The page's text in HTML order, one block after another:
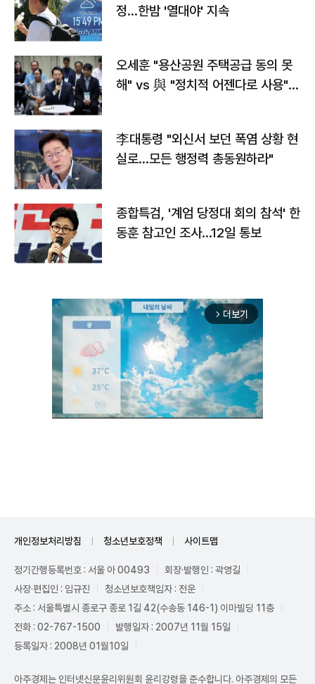
정…한밤 '열대야' 지속
오세훈 "용산공원 주택공급 동의 못
해" vs 與 "정치적 어젠다로 사용"
李대통령 "외신서 보던 폭염 상황 현
실로…모든 행정력 총동원하라"
종합특검, '계엄 당정대 회의 참석' 한
동훈 참고인 조사...12일 통보
arrow_forward_ios 더보기
개인정보처리방침 청소년보호정책 사이트맵
정기간행등록번호 : 서울 아 00493
회장·발행인 : 곽영길
사장·편집인 : 임규진
청소년보호책임자 : 전운
주소 : 서울특별시 종로구 종로 1길 42(수송동 146-1) 이마빌딩 11층
전화 : 02-767-1500
발행일자 : 2007년 11월 15일
등록일자 : 2008년 01월10일
아주경제는 인터넷신문윤리위원회 윤리강령을 준수합니다. 아주경제의 모든